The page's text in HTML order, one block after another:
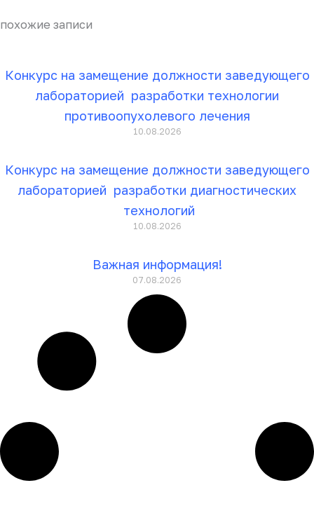
похожие записи
Конкурс на замещение должности заведующего
лабораторией разработки технологии
противоопухолевого лечения
10.08.2026
Конкурс на замещение должности заведующего
лабораторией разработки диагностических
технологий
10.08.2026
Важная информация!
07.08.2026